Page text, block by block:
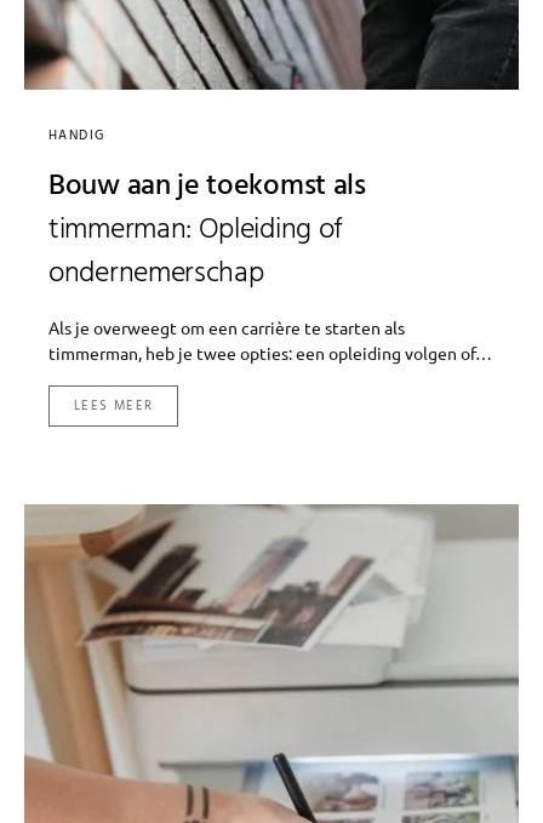
HANDIG
Bouw aan je toekomst als
timmerman: Opleiding of
ondernemerschap
Als je overweegt om een carrière te starten als
timmerman, heb je twee opties: een opleiding volgen of…
LEES MEER